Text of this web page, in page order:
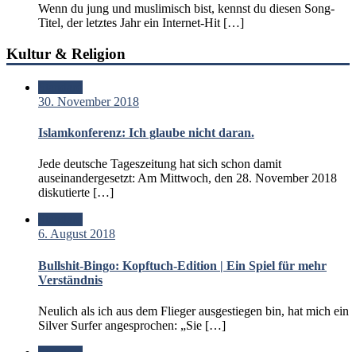
Wenn du jung und muslimisch bist, kennst du diesen Song-
Titel, der letztes Jahr ein Internet-Hit […]
Kultur & Religion
30. November 2018
Islamkonferenz: Ich glaube nicht daran.
Jede deutsche Tageszeitung hat sich schon damit
auseinandergesetzt: Am Mittwoch, den 28. November 2018
diskutierte […]
6. August 2018
Bullshit-Bingo: Kopftuch-Edition | Ein Spiel für mehr
Verständnis
Neulich als ich aus dem Flieger ausgestiegen bin, hat mich ein
Silver Surfer angesprochen: „Sie […]